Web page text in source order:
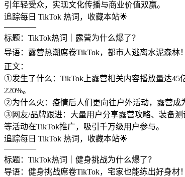
引年轻受众，实现文化传播与商业价值双赢。
追踪每日 TikTok 热词，收藏本站🌟
————
标题：TikTok热词｜露营为什么爆了？
导语：露营热潮席卷TikTok，都市人逃离水泥森林
正文：
①发生了什么：TikTok上露营相关内容播放量达45
220%。
②为什么火：疫情后人们更向往户外活动，露营成
③网友/品牌跟进：大量用户分享露营攻略、装备
等活动在TikTok推广，吸引千万级用户参与。
追踪每日 TikTok 热词，收藏本站🌟
————
标题：TikTok热词｜健身挑战为什么爆了？
导语：健身挑战席卷TikTok，宅家也能练出好身材